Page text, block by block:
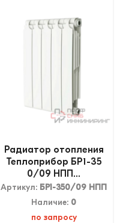
Радиатор отопления
Теплоприбор БР1-35
0/09 НПП...
Артикул: БР1-350/09 НПП
Наличие: 0
по запросу